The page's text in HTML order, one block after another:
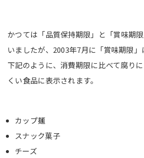
かつては「品質保持期限」と「賞味期
いましたが、2003年7月に「賞味期限」
下記のように、消費期限に比べて腐り
くい食品に表示されます。
カップ麺
スナック菓子
チーズ